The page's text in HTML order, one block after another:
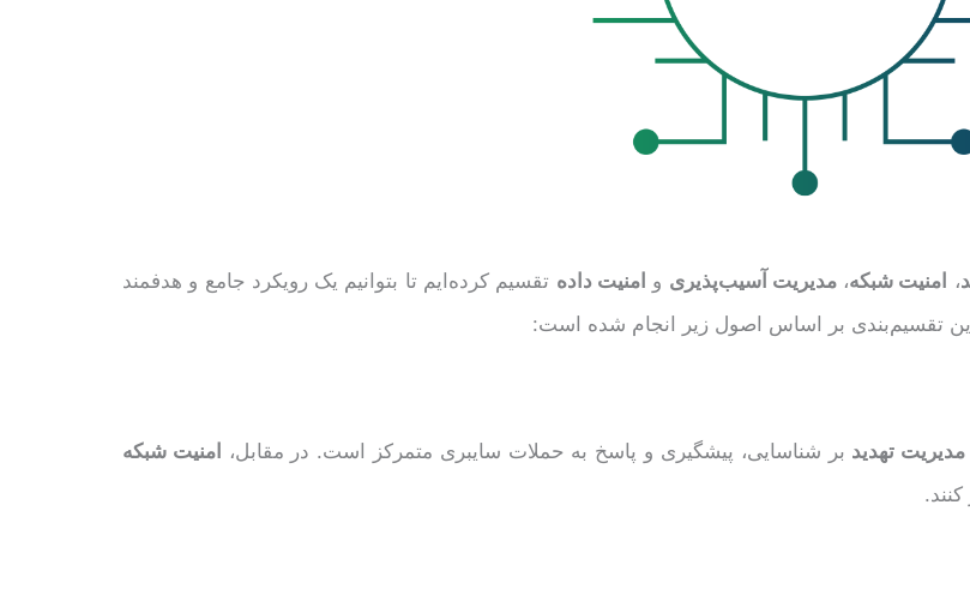
، امنیت شبکه،مدیریت آسیب‌پذیری و امنیت داده تقسیم کرده‌ایم تا بتوانیم یک رویکرد جامع و هدفمند
تقسیم‌بندی بر اساس اصول زیر انجام شده است:
مدیریت تهدید بر شناسایی، پیشگیری و پاسخ به حملات سایبری متمرکز است. در مقابل، امنیت شبکه